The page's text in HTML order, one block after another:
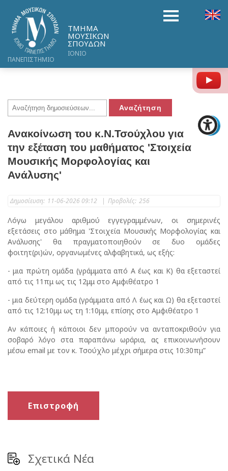
ΤΜΗΜΑ
ΜΟΥΣΙΚΩΝ
ΣΠΟΥΔΩΝ
ΙΟΝΙΟ
ΠΑΝΕΠΙΣΤΗΜΙΟ
Ανακοίνωση του κ.Ν.Τσούχλου για
την εξέταση του μαθήματος 'Στοιχεία
Μουσικής Μορφολογίας και
Ανάλυσης'
Δημοσίευση: 11-06-2026 09:12 | Προβολές: 256
Λόγω μεγάλου αριθμού εγγεγραμμένων, οι σημερινές
εξετάσεις στο μάθημα 'Στοιχεία Μουσικής Μορφολογίας και
Ανάλυσης' θα πραγματοποιηθούν σε δυο ομάδες
φοιτητ(ρι)ών, οργανωμένες αλφαβητικά, ως εξής:
- μια πρώτη ομάδα (γράμματα από Α έως και Κ) θα εξεταστεί
από τις 11πμ ως τις 12μμ στο Αμφιθέατρο 1
- μια δεύτερη ομάδα (γράμματα από Λ έως και Ω) θα εξεταστεί
από τις 12:10μμ ως τη 1:10μμ, επίσης στο Αμφιθέατρο 1
Αν κάποιες ή κάποιοι δεν μπορούν να ανταποκριθούν για
σοβαρό λόγο στα παραπάνω ωράρια, ας επικοινωνήσουν
μέσω email με τον κ. Τσούχλο μέχρι σήμερα στις 10:30πμ”
Επιστροφή
Σχετικά Νέα